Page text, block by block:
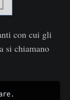
con cui gli
si chiamano